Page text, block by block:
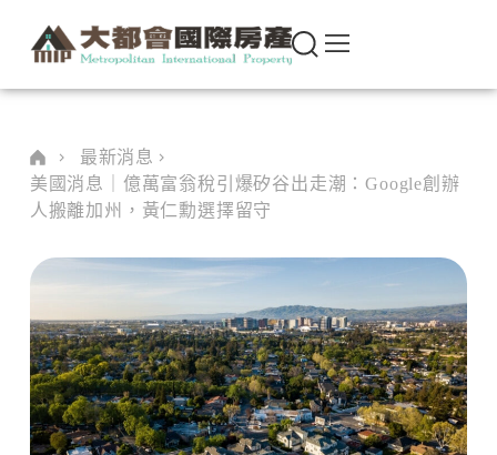
最新消息
美國消息｜億萬富翁稅引爆矽谷出走潮：Google創辦
人搬離加州，黃仁勳選擇留守